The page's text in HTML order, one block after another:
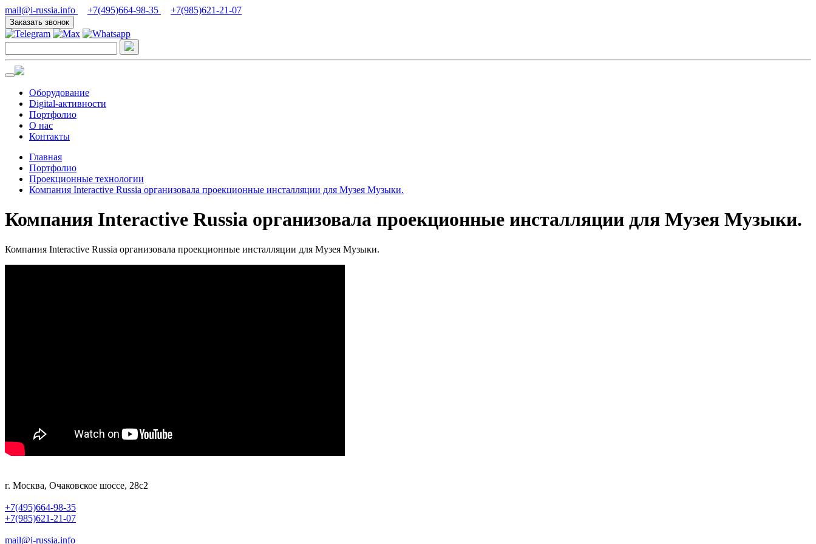
mail@i-russia.info +7(495)664-98-35 +7(985)621-21-07
Заказать звонок
Оборудование
Digital-активности
Портфолио
О нас
Контакты
Главная
Портфолио
Проекционные технологии
Компания Interactive Russia организовала проекционные инсталляции для Музея Музыки.
Компания Interactive Russia организовала проекционные инсталляции для Музея Музыки.
Компания Interactive Russia организовала проекционные инсталляции для Музея Музыки.
г. Москва, Очаковское шоссе, 28с2
+7(495)664-98-35
+7(985)621-21-07
mail@i-russia.info